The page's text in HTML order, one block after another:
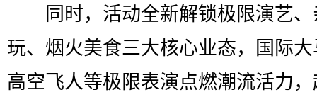
同时，活动全新解锁极限演艺、
玩、烟火美食三大核心业态，国际
高空飞人等极限表演点燃潮流活力